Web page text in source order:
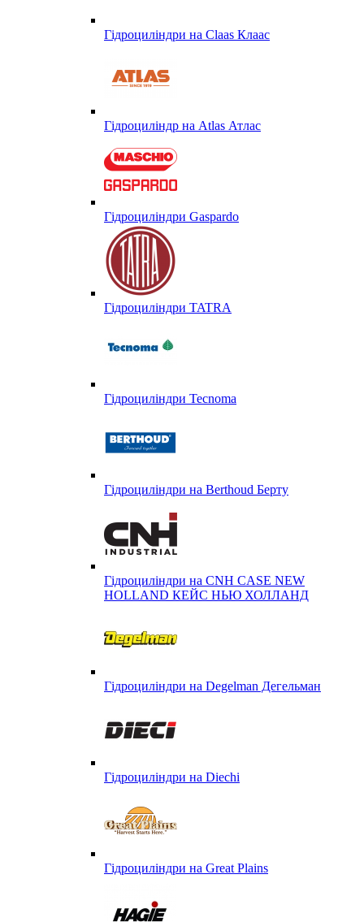
Гідроциліндри на Claas Клаас
Гідроциліндр на Atlas Атлас
Гідроциліндри Gaspardo
Гідроциліндри TATRA
Гідроциліндри Tecnoma
Гідроциліндри на Berthoud Берту
Гідроциліндри на CNH CASE NEW
HOLLAND КЕЙС НЬЮ ХОЛЛАНД
Гідроциліндри на Degelman Дегельман
Гідроциліндри на Diechi
Гідроциліндри на Great Plains